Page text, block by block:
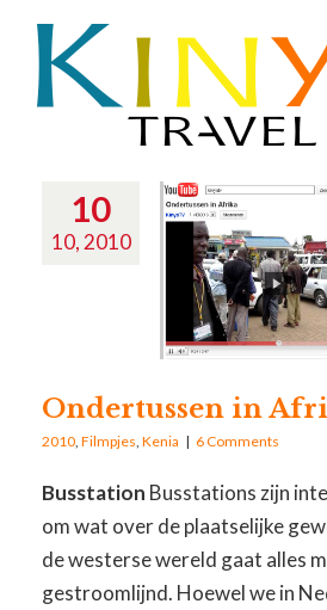
10
10, 2010
Ondertussen in
2010,Filmpjes,Kenia | 6 Comments
Busstation Busstations zijn
om wat over de plaatselijke
de westerse wereld gaat alles
gestroomlijnd. Hoewel we in